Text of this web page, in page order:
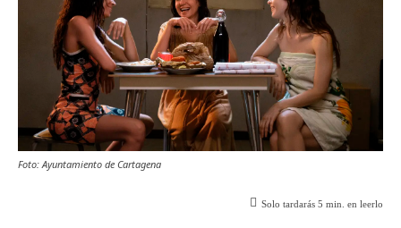
Foto: Ayuntamiento de Cartagena
Solo tardarás 5 min. en leerlo